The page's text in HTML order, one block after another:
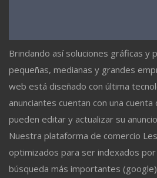
Brindando así soluciones gráficas y
pequeñas, medianas y grandes
web está diseñado con última
anunciantes cuentan con una
pueden editar y actualizar su
Nuestra plataforma de comercio
optimizados para ser indexados
búsqueda más importantes